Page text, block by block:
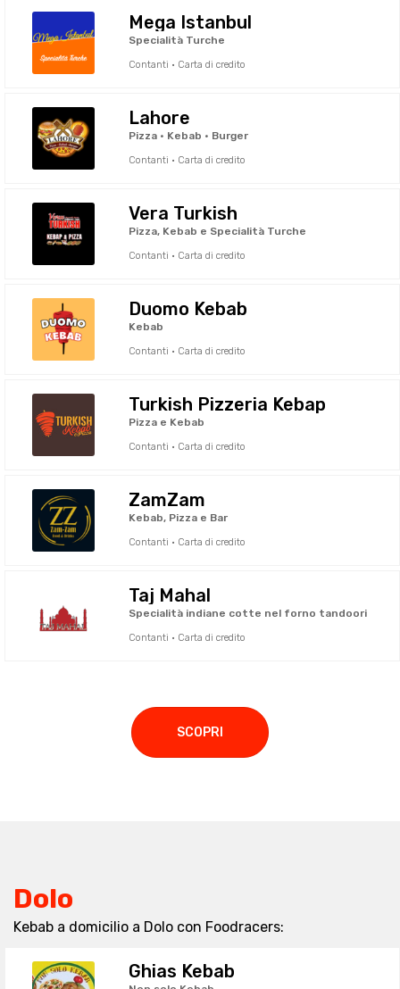
Mega Istanbul
Specialità Turche
Contanti · Carta di credito
Lahore
Pizza • Kebab • Burger
Contanti · Carta di credito
Vera Turkish
Pizza, Kebab e Specialità Turche
Contanti · Carta di credito
Duomo Kebab
Kebab
Contanti · Carta di credito
Turkish Pizzeria Kebap
Pizza e Kebab
Contanti · Carta di credito
ZamZam
Kebab, Pizza e Bar
Contanti · Carta di credito
Taj Mahal
Specialità indiane cotte nel forno tandoori
Contanti · Carta di credito
SCOPRI
Dolo
Kebab a domicilio a Dolo con Foodracers:
Ghias Kebab